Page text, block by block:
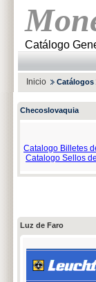
Catálogo
Inicio Catálogos
Checoslovaquia
Catalogo Billetes
Catalogo Sellos
Luz de Faro